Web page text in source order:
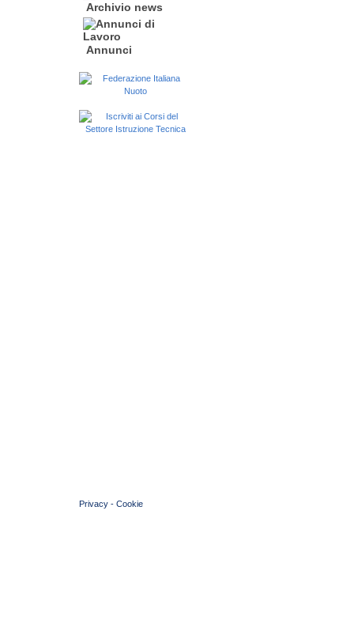
Archivio news
Annunci
Privacy - Cookie